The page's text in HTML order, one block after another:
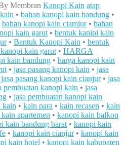
Membran Kanopi Kain atap
• bahan kanopi kain bandung •
bahan kanopi kain ciamjur• bahan
kain garut • bentuk kanipi kain
• Bentuk Kanopi Kain • bentuk
kain garut • HARGA
kain bandung • harga kanopi kain
• jasa pasang kanopi kain • jasa
jasa pasang kanopi kain cianjur• jasa
pembuatan kanopi kain • jasa
• jasa pembuatan kanopi kain
kain • kain para • kain recasen • kain
apartemen • kanopi kain balkon
kain bandung barat • kanopi kain
• kanopi kain cianjur• kanopi kain
kain hotel • kanopi kain kabupaten